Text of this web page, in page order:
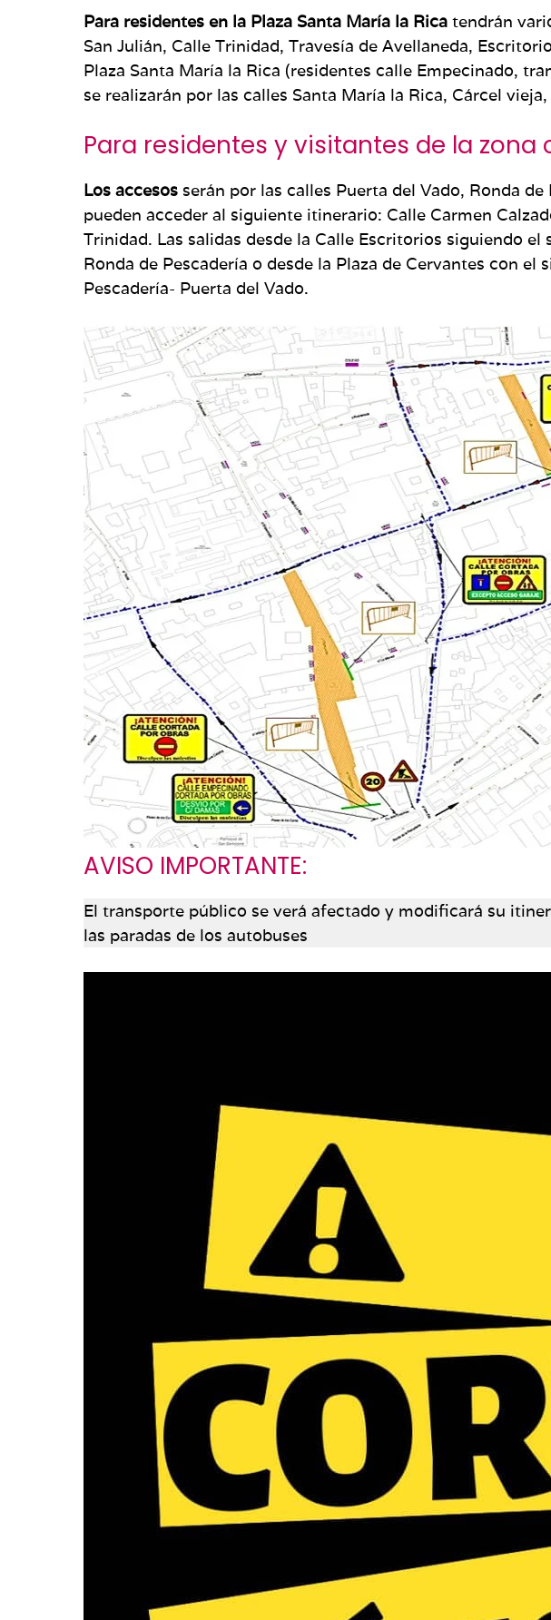
Para residentes en la Plaza Santa María la Rica tendrán
San Julián, Calle Trinidad, Travesía de Avellaneda,
Plaza Santa María la Rica (residentes calle Empecinado,
se realizarán por las calles Santa María la Rica, Cárcel
Para residentes y visitantes de la zona
Los accesos serán por las calles Puerta del Vado, Ronda
pueden acceder al siguiente itinerario: Calle Carmen
Trinidad. Las salidas desde la Calle Escritorios siguiendo
Ronda de Pescadería o desde la Plaza de Cervantes con
Pescadería- Puerta del Vado.
AVISO IMPORTANTE:
El transporte público se verá afectado y modificará su
las paradas de los autobuses